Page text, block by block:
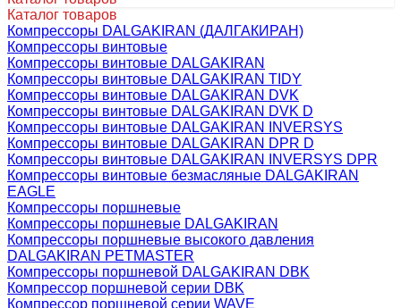
Каталог товаров
Компрессоры DALGAKIRAN (ДАЛГАКИРАН)
Компрессоры винтовые
Компрессоры винтовые DALGAKIRAN
Компрессоры винтовые DALGAKIRAN TIDY
Компрессоры винтовые DALGAKIRAN DVK
Компрессоры винтовые DALGAKIRAN DVK D
Компрессоры винтовые DALGAKIRAN INVERSYS
Компрессоры винтовые DALGAKIRAN DPR D
Компрессоры винтовые DALGAKIRAN INVERSYS DPR
Компрессоры винтовые безмасляные DALGAKIRAN
EAGLE
Компрессоры поршневые
Компрессоры поршневые DALGAKIRAN
Компрессоры поршневые высокого давления
DALGAKIRAN PETMASTER
Компрессоры поршневой DALGAKIRAN DBK
Компрессор поршневой серии DBK
Компрессор поршневой серии WAVE